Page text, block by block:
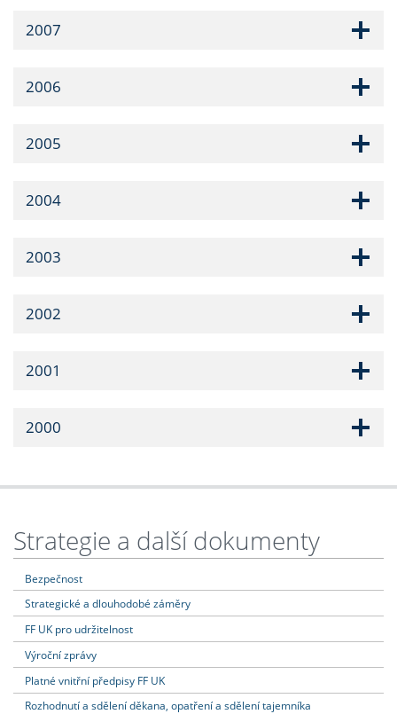
2007
2006
2005
2004
2003
2002
2001
2000
Strategie a další dokumenty
Bezpečnost
Strategické a dlouhodobé záměry
FF UK pro udržitelnost
Výroční zprávy
Platné vnitřní předpisy FF UK
Rozhodnutí a sdělení děkana, opatření a sdělení tajemníka